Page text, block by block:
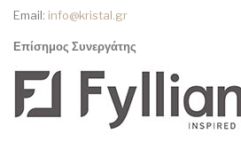
Email: info@kristal.gr
Επίσημος Συνεργάτης